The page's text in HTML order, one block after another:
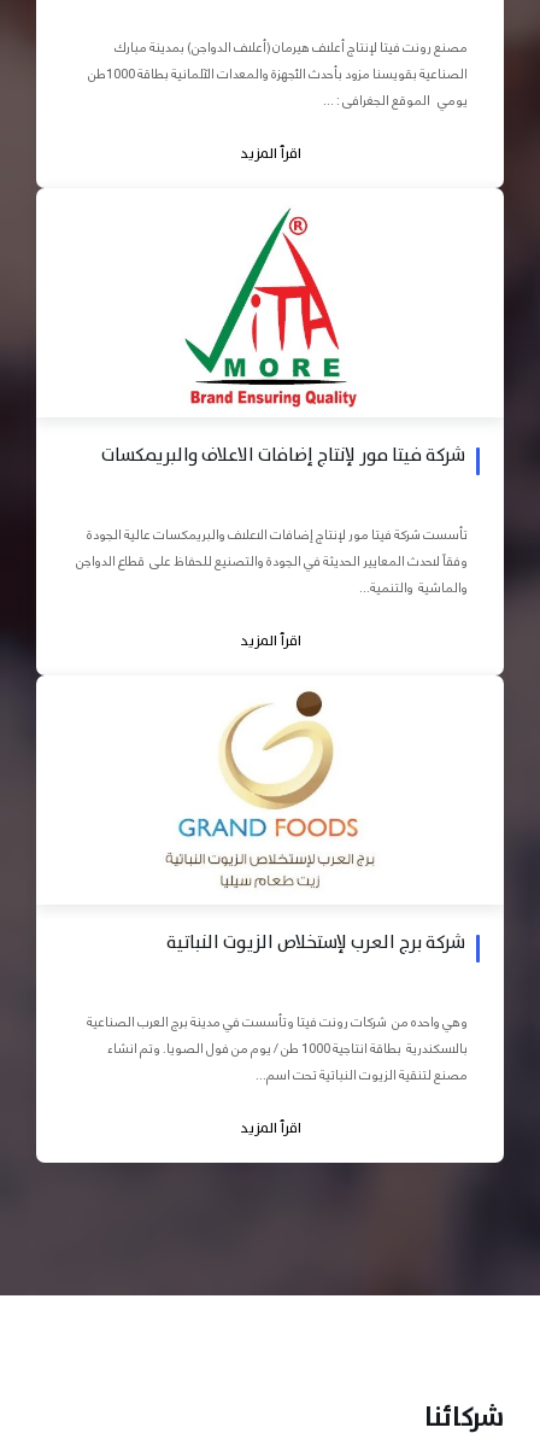
مصنع رونت فيتا لإنتاج أعلاف هيرمان (أعلاف الدواجن) بمدينة مبارك
الصناعية بقويسنا مزود بأحدث الأجهزة والمعدات الآلمانية بطاقة 1000طن
يومي الموقع الجغرافى : ...
اقرأ المزيد
شركة فيتا مور لإنتاج إضافات الاعلاف والبريمكسات
تأسست شركة فيتا مور لإنتاج إضافات الاعلاف والبريمكسات عالية الجودة
وفقاً لاحدث المعايير الحديثة في الجودة والتصنيع للحفاظ على قطاع الدواجن
والماشية والتنمية...
اقرأ المزيد
شركة برج العرب لإستخلاص الزيوت النباتية
وهي واحده من شركات رونت فيتا وتأسست في مدينة برج العرب الصناعية
بالاسكندرية بطاقة انتاجية 1000 طن / يوم من فول الصويا. وتم انشاء
مصنع لتنقية الزيوت النباتية تحت اسم...
اقرأ المزيد
شركائنا